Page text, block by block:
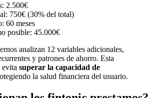
2.500€
750€ (30% del total)
60 meses
posible: 45.000€
analizan 12 variables adicionales,
y patrones de ahorro. Esta
evita superar la capacidad de
la salud financiera del usuario.